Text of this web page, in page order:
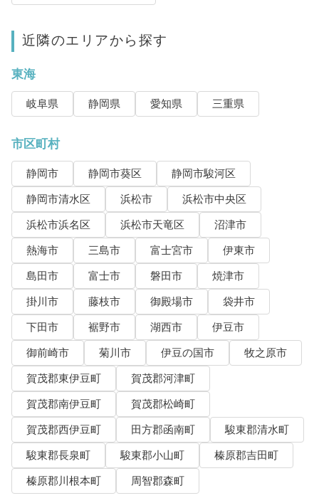
近隣のエリアから探す
東海
岐阜県 静岡県 愛知県 三重県
市区町村
静岡市 静岡市葵区
静岡市駿河区
静岡市清水区
浜松市
浜松市中央区
浜松市浜名区
浜松市天竜区
沼津市
熱海市
三島市 富士宮市
伊東市
島田市
富士市 磐田市
焼津市
掛川市
藤枝市 御殿場市
袋井市
下田市
裾野市 湖西市
伊豆市
御前崎市
菊川市 伊豆の国市
牧之原市
賀茂郡東伊豆町
賀茂郡河津町
賀茂郡南伊豆町
賀茂郡松崎町
賀茂郡西伊豆町
田方郡函南町
駿東郡清水町
駿東郡長泉町
駿東郡小山町
榛原郡吉田町
榛原郡川根本町
周智郡森町